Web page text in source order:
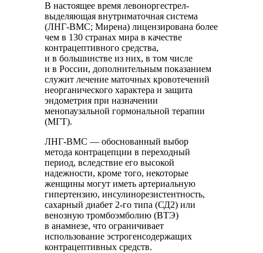
В настоящее время левоноргестрел-
выделяющая внутриматочная система
(ЛНГ-ВМС; Мирена) лицензирована более
чем в 130 странах мира в качестве
контрацептивного средства,
и в большинстве из них, в том числе
и в России, дополнительным показанием
служит лечение маточных кровотечений
неорганического характера и защита
эндометрия при назначении
менопаузальной гормональной терапии
(МГТ).
ЛНГ-ВМС — обоснованный выбор
метода контрацепции в переходный
период, вследствие его высокой
надежности, кроме того, некоторые
женщины могут иметь артериальную
гипертензию, инсулинорезистентность,
сахарный диабет 2-го типа (СД2) или
венозную тромбоэмболию (ВТЭ)
в анамнезе, что ограничивает
использование эстрогенсодержащих
контрацептивных средств.